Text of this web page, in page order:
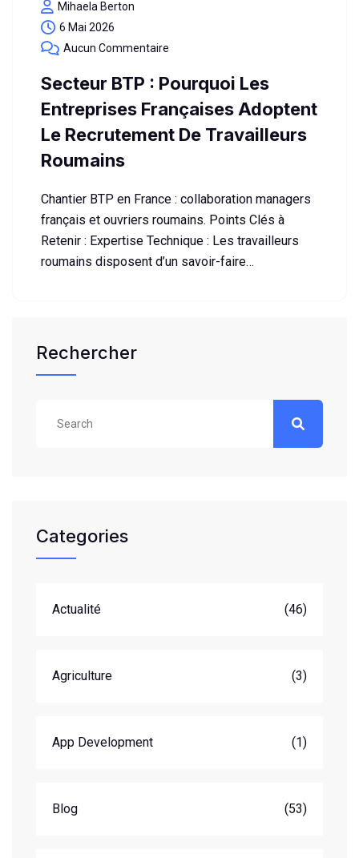
Mihaela Berton
6 Mai 2026
Aucun Commentaire
Secteur BTP : Pourquoi Les
Entreprises Françaises Adoptent
Le Recrutement De Travailleurs
Roumains
Chantier BTP en France : collaboration managers
français et ouvriers roumains. Points Clés à
Retenir : Expertise Technique : Les travailleurs
roumains disposent d’un savoir-faire…
Rechercher
Categories
Actualité (46)
Agriculture (3)
App Development (1)
Blog (53)